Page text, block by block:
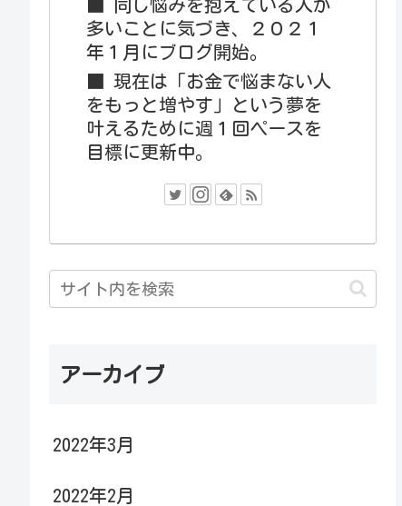
■ 同じ悩みを抱えている人が
多いことに気づき、２０２１
年１月にブログ開始。
■ 現在は「お金で悩まない人
をもっと増やす」という夢を
叶えるために週１回ペースを
目標に更新中。
アーカイブ
2022年3月
2022年2月